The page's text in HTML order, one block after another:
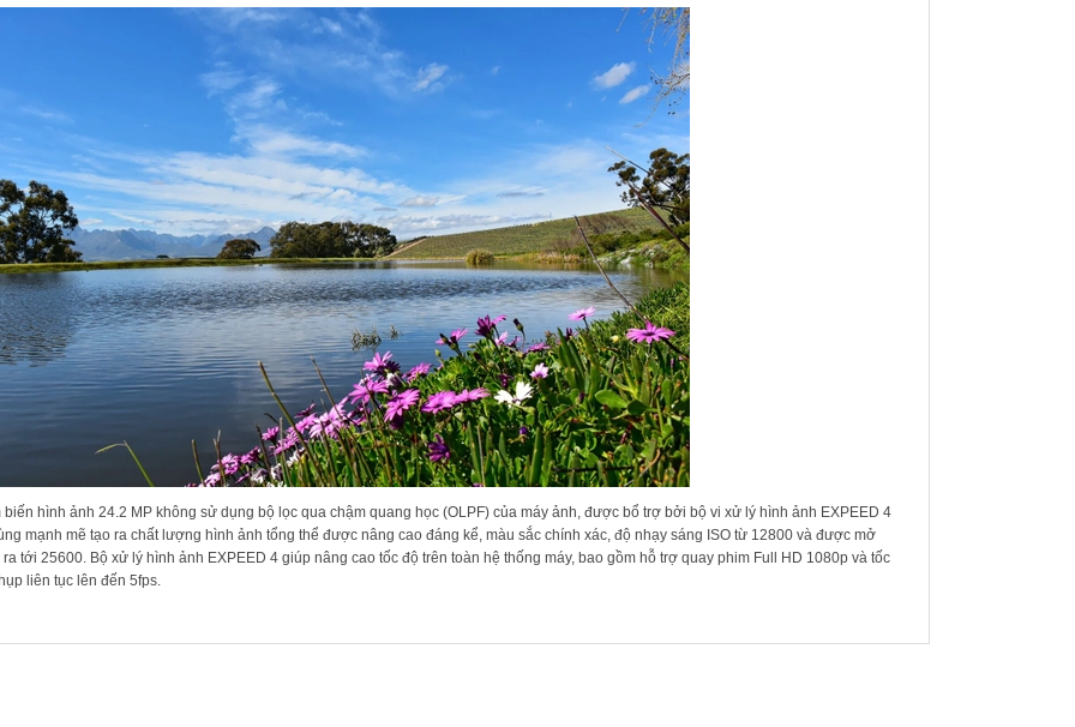
biến hình ảnh 24.2 MP không sử dụng bộ lọc qua chậm quang học (OLPF) của máy ảnh, được bổ trợ bởi bộ vi xử lý hình ảnh EXPEED 4
mạnh mẽ tạo ra chất lượng hình ảnh tổng thể được nâng cao đáng kể, màu sắc chính xác, độ nhạy sáng ISO từ 12800 và được mở
ra tới 25600. Bộ xử lý hình ảnh EXPEED 4 giúp nâng cao tốc độ trên toàn hệ thống máy, bao gồm hỗ trợ quay phim Full HD 1080p và tốc
liên tục lên đến 5fps.